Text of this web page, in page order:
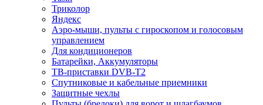
Триколор
Яндекс
Аэро-мыши, пульты с гироскопом и голосовым
управлением
Для кондиционеров
Батарейки, Аккумуляторы
ТВ-приставки DVB-T2
Спутниковые и кабельные приемники
Защитные чехлы